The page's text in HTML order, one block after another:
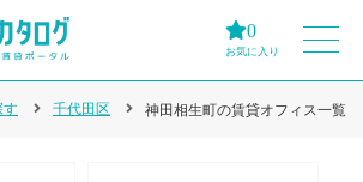
0
お気に入り
す 千代田区 神田相生町の賃貸オフィス一覧